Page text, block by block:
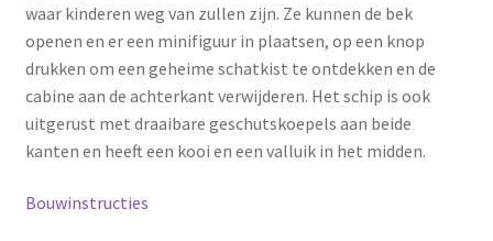
waar kinderen weg van zullen zijn. Ze kunnen de bek
openen en er een minifiguur in plaatsen, op een knop
drukken om een geheime schatkist te ontdekken en de
cabine aan de achterkant verwijderen. Het schip is ook
uitgerust met draaibare geschutskoepels aan beide
kanten en heeft een kooi en een valluik in het midden.
Bouwinstructies